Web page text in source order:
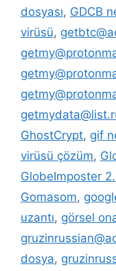
dosyası, GDCB
virüsü,
GhostCrypt, gif
virüsü çözüm,
GlobeImposter
Gomasom,
uzantı, görsel
dosya,